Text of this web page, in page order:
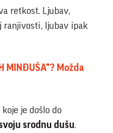
retkost. Ljubav,
ranjivosti, ljubav ipak
MINĐUŠA"? Možda
je došlo do
srodnu dušu.